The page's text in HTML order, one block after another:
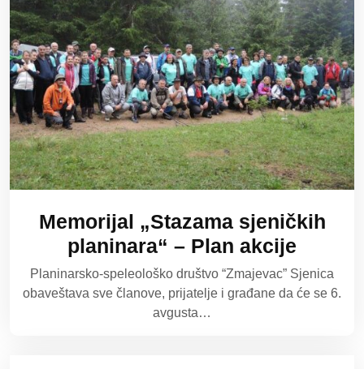
Memorijal „Stazama sjeničkih
planinara“ – Plan akcije
Planinarsko-speleološko društvo “Zmajevac” Sjenica
obaveštava sve članove, prijatelje i građane da će se 6.
avgusta…